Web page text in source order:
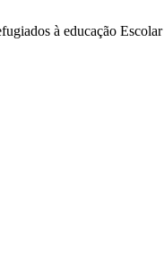
à educação